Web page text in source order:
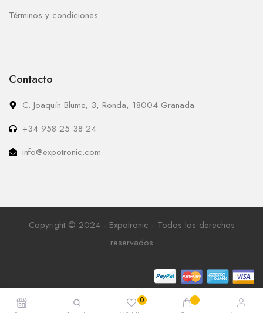
Términos y condiciones
Contacto
C. Joaquín Blume, 3, Ronda, 18004 Granada
+34 958 25 38 24
info@expotronic.com
Copyright © 2024 - Expotronic - Todos los derechos
reservados